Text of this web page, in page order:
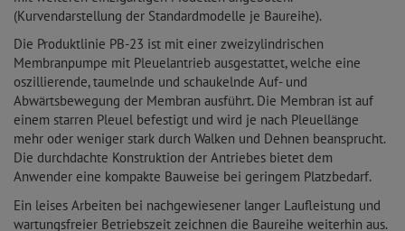
(Kurvendarstellung der Standardmodelle je Baureihe).
Die Produktlinie PB-23 ist mit einer zweizylindrischen
Membranpumpe mit Pleuelantrieb ausgestattet, welche eine
oszillierende, taumelnde und schaukelnde Auf- und
Abwärtsbewegung der Membran ausführt. Die Membran ist auf
einem starren Pleuel befestigt und wird je nach Pleuellänge
mehr oder weniger stark durch Walken und Dehnen beansprucht.
Die durchdachte Konstruktion der Antriebes bietet dem
Anwender eine kompakte Bauweise bei geringem Platzbedarf.
Ein leises Arbeiten bei nachgewiesener langer Laufleistung und
wartungsfreier Betriebszeit zeichnen die Baureihe weiterhin aus.